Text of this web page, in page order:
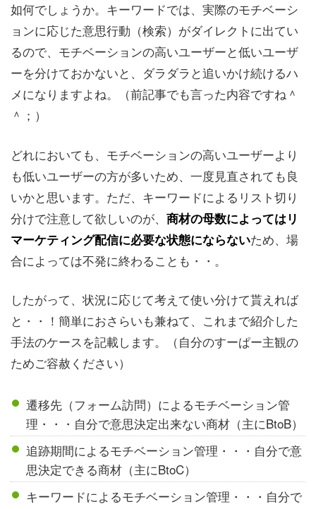
如何でしょうか。キーワードでは、実際のモチベーシ
ョンに応じた意思行動（検索）がダイレクトに出てい
るので、モチベーションの高いユーザーと低いユーザ
ーを分けておかないと、ダラダラと追いかけ続けるハ
メになりますよね。（前記事でも言った内容ですね＾
＾；）
どれにおいても、モチベーションの高いユーザーより
も低いユーザーの方が多いため、一度見直されても良
いかと思います。ただ、キーワードによるリスト切り
分けで注意して欲しいのが、 商材の母数によってはリ
マーケティング配信に必要な状態にならないため、場
合によっては不発に終わることも・・。
したがって、状況に応じて考えて使い分けて貰えれば
と・・！簡単におさらいも兼ねて、これまで紹介した
手法のケースを記載します。（自分のすーぱー主観の
ためご容赦ください）
遷移先（フォーム訪問）によるモチベーション管
理・・・自分で意思決定出来ない商材（主にBtoB）
追跡期間によるモチベーション管理・・・自分で意
思決定できる商材（主にBtoC）
キーワードによるモチベーション管理・・・自分で